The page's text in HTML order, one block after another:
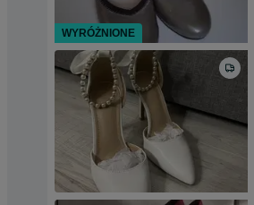
WYRÓŻNIONE